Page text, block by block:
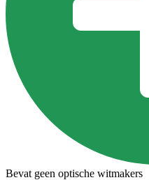
Bevat geen optische witmakers